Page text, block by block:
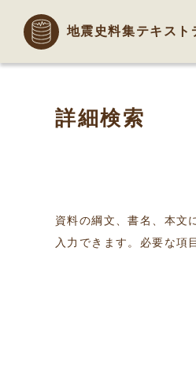
地震史料集テキスト
詳細検索
資料の綱文、書名、本文
入力できます。必要な項